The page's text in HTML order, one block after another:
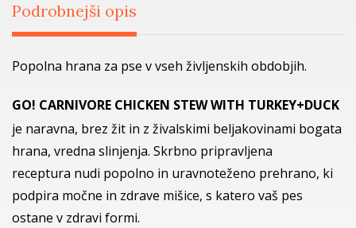
Podrobnejši opis
Popolna hrana za pse v vseh življenskih obdobjih.
GO! CARNIVORE CHICKEN STEW WITH TURKEY+DUCK
je naravna, brez žit in z živalskimi beljakovinami bogata
hrana, vredna slinjenja. Skrbno pripravljena
receptura nudi popolno in uravnoteženo prehrano, ki
podpira močne in zdrave mišice, s katero vaš pes
ostane v zdravi formi.